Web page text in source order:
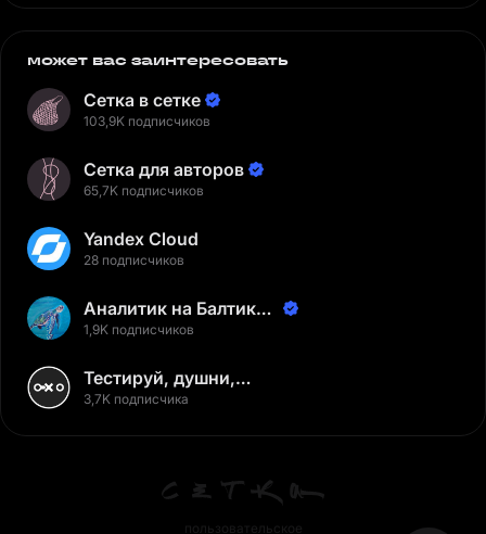
может вас заинтересовать
Сетка в сетке
103,9K подписчиков
Сетка для авторов
65,7K подписчиков
Yandex Cloud
28 подписчиков
Аналитик на Балтике |
Неверов Станислав
1,9K подписчиков
Тестируй, душни,
наслаждайся
3,7K подписчика
пользовательское